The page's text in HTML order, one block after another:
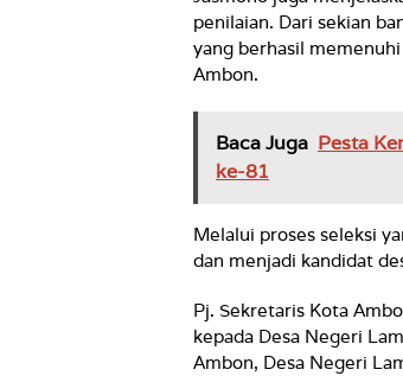
penilaian. Dari sekian
yang berhasil
Ambon.
Baca Juga Pesta
ke-81
Melalui proses seleksi
dan menjadi kandidat
Pj. Sekretaris Kota
kepada Desa Negeri
Ambon, Desa Negeri